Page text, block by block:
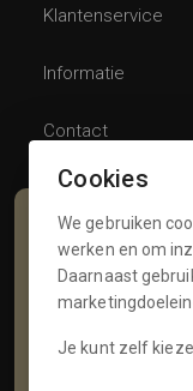
Klantenservice
Informatie
Contact
Schrijf je
Voornaam
Cookies
We gebruiken
werken en om
Daarnaast
Je kunt zelf